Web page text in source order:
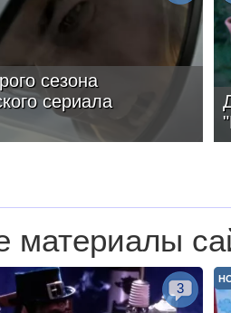
сезона
сериала
материалы
3